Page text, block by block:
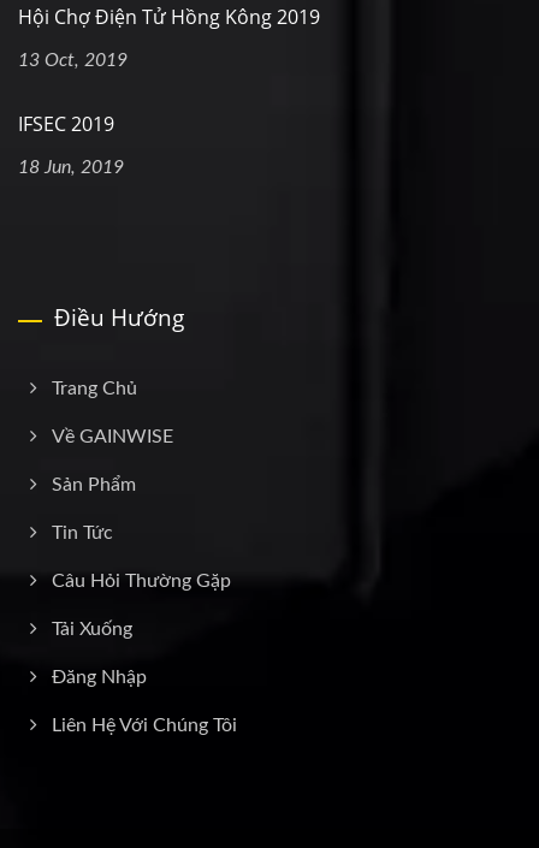
Hội Chợ Điện Tử Hồng Kông 2019
13 Oct, 2019
IFSEC 2019
18 Jun, 2019
Điều Hướng
Trang Chủ
Về GAINWISE
Sản Phẩm
Tin Tức
Câu Hỏi Thường Gặp
Tải Xuống
Đăng Nhập
Liên Hệ Với Chúng Tôi